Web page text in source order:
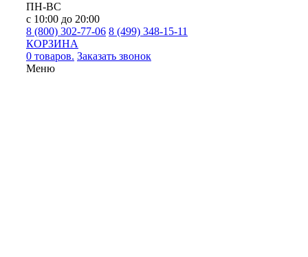
ПН-ВС
с 10:00 до 20:00
8 (800) 302-77-06 8 (499) 348-15-11
КОРЗИНА
0 товаров. Заказать звонок
Меню